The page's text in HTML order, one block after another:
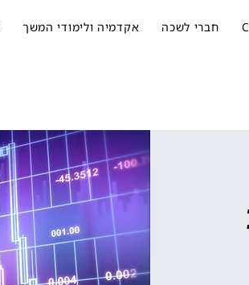
חברי לשכה אקדמיה ולימודי המשך